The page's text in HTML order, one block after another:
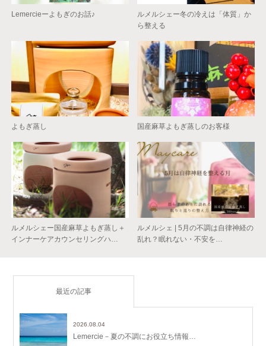
Lemercieーよもぎのお話♪
ルメルシェー冬の冷えは「体質」か
ら整える
よもぎ蒸し 国産麻草よもぎ蒸しのお客様
ルメルシェー国産麻草よもぎ蒸し＋
インナーケアカウンセリングハ…
ルメルシェ | 5月の不調は自律神経の
乱れ？眠れない・不安を…
最近の記事
2026.08.04
Lemercie－夏の不調にお役立ち情報…